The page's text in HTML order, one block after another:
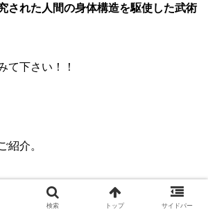
された人間の身体構造を駆使した武術
て下さい！！
紹介。
様リンダ・リーさんが書かれた名著で
検索 トップ サイドバー